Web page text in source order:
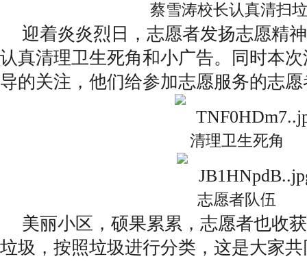
蔡雪涛校长认真清扫
迎着炎炎烈日，志愿者发扬志愿精
认真清理卫生死角和小广告。同时本
导的关注，他们给参加志愿服务的志
清理卫生死角
志愿者队伍
美丽小区，硕果累累，志愿者也收
垃圾，按照垃圾进行分类，这是大家